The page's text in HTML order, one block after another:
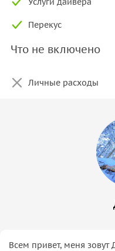
Перекус
Что не включено
Личные расходы
Всем привет, меня